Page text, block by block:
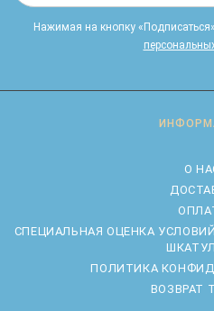
Нажимая на кнопку
О
CПЕЦИАЛЬНАЯ ОЦЕНКА
ПОЛИТИКА
ВОЗВРАТ